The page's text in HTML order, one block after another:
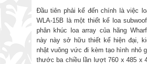
Đầu tiên phải kể đến chính là việc
WLA-15B là một thiết kế loa
phân khúc loa array của hãng
này này sở hữu thiết kế hiện đại,
nhật vuông vức đi kèm tạo hình nhỏ
thước ba chiều lần lượt 760 x 485 x